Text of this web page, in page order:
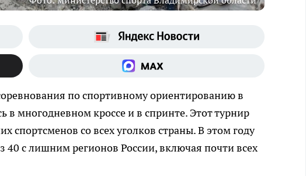
по спортивному ориентированию в
в многодневном кроссе и в спринте. Этот турнир
спортсменов со всех уголков страны. В этом году
40 с лишним регионов России, включая почти всех